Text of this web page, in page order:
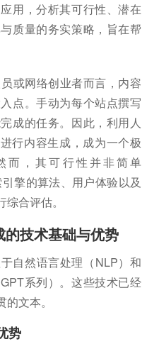
用，分析其可行性、潜在
质量的务实策略，旨在帮
或网络创业者而言，内容
点。手动为每个站点撰写
成的任务。因此，利用人
行内容生成，成为一个极
而，其可行性并非简单
引擎的算法、用户体验以及
合评估。
技术基础与优势
自然语言处理（NLP）和
系列）。这些技术已经
文本。
势